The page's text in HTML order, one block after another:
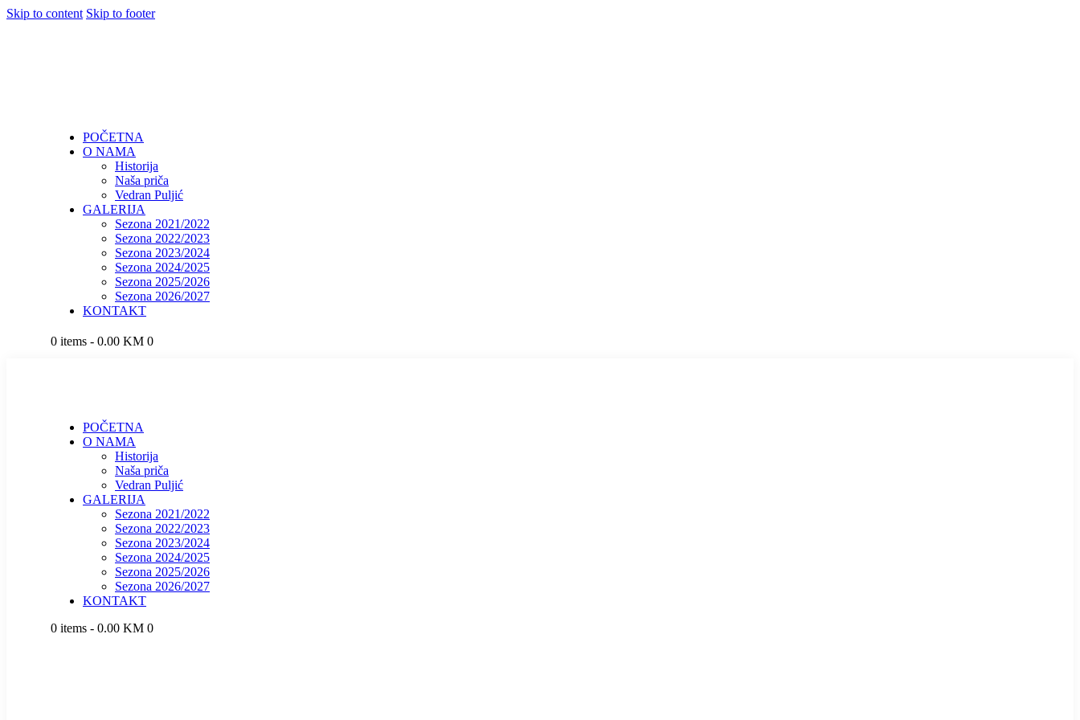
Skip to content Skip to footer
POČETNA
O NAMA
Historija
Naša priča
Vedran Puljić
GALERIJA
Sezona 2021/2022
Sezona 2022/2023
Sezona 2023/2024
Sezona 2024/2025
Sezona 2025/2026
Sezona 2026/2027
KONTAKT
0 items - 0.00 KM 0
POČETNA
O NAMA
Historija
Naša priča
Vedran Puljić
GALERIJA
Sezona 2021/2022
Sezona 2022/2023
Sezona 2023/2024
Sezona 2024/2025
Sezona 2025/2026
Sezona 2026/2027
KONTAKT
0 items - 0.00 KM 0